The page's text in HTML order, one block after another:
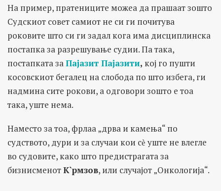
На пример, пратениците можеа да прашаат зошто
Судскиот совет самиот не си ги почитува
роковите што си ги задал кога има дисциплинска
постапка за разрешување судии. Па така,
постапката заПајазит Пајазити, кој го пушти
косовскиот бегалец на слобода по што избега, ги
надмина сите рокови, а одговори зошто е тоа
така, уште нема.
Наместо за тоа, фрлаа „дрва и камења“ по
судството, дури и за случаи кои сѐ уште не влегле
во судовите, како што предистрагата за
бизнисменотК`рмзов, или случајот „Онкологија“.